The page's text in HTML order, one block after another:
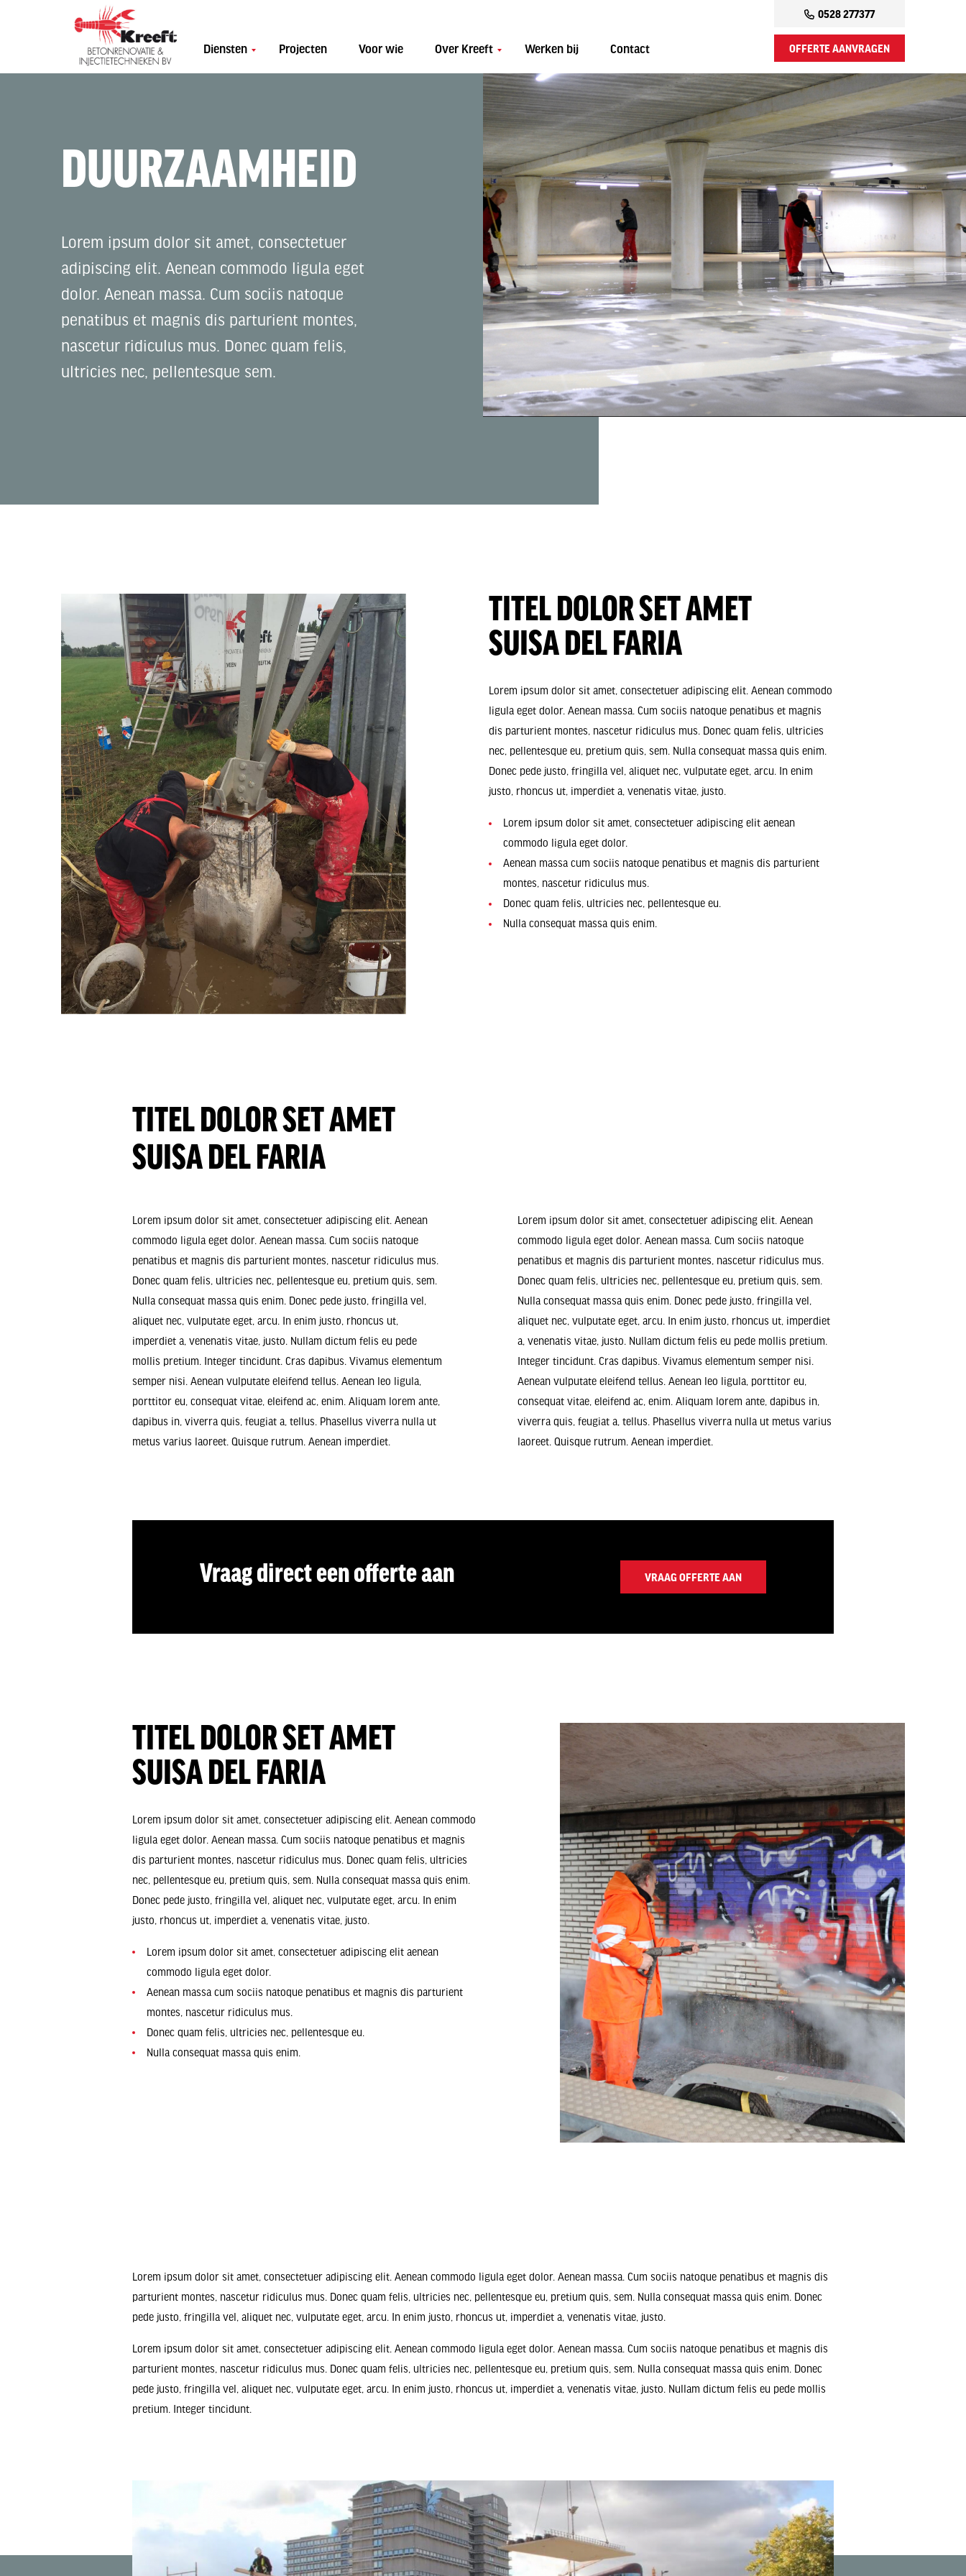
Diensten Projecten Voor wie Over Kreeft Werken bij Contact
0528 277377
OFFERTE AANVRAGEN
DUURZAAMHEID
Lorem ipsum dolor sit amet, consectetuer
adipiscing elit. Aenean commodo ligula eget
dolor. Aenean massa. Cum sociis natoque
penatibus et magnis dis parturient montes,
nascetur ridiculus mus. Donec quam felis,
ultricies nec, pellentesque sem.
TITEL DOLOR SET AMET
SUISA DEL FARIA
Lorem ipsum dolor sit amet, consectetuer adipiscing elit. Aenean commodo
ligula eget dolor. Aenean massa. Cum sociis natoque penatibus et magnis
dis parturient montes, nascetur ridiculus mus. Donec quam felis, ultricies
nec, pellentesque eu, pretium quis, sem. Nulla consequat massa quis enim.
Donec pede justo, fringilla vel, aliquet nec, vulputate eget, arcu. In enim
justo, rhoncus ut, imperdiet a, venenatis vitae, justo.
Lorem ipsum dolor sit amet, consectetuer adipiscing elit aenean
commodo ligula eget dolor.
Aenean massa cum sociis natoque penatibus et magnis dis parturient
montes, nascetur ridiculus mus.
Donec quam felis, ultricies nec, pellentesque eu.
Nulla consequat massa quis enim.
TITEL DOLOR SET AMET
SUISA DEL FARIA
Lorem ipsum dolor sit amet, consectetuer adipiscing elit. Aenean
commodo ligula eget dolor. Aenean massa. Cum sociis natoque
penatibus et magnis dis parturient montes, nascetur ridiculus mus.
Donec quam felis, ultricies nec, pellentesque eu, pretium quis, sem.
Nulla consequat massa quis enim. Donec pede justo, fringilla vel,
aliquet nec, vulputate eget, arcu. In enim justo, rhoncus ut,
imperdiet a, venenatis vitae, justo. Nullam dictum felis eu pede
mollis pretium. Integer tincidunt. Cras dapibus. Vivamus elementum
semper nisi. Aenean vulputate eleifend tellus. Aenean leo ligula,
porttitor eu, consequat vitae, eleifend ac, enim. Aliquam lorem ante,
dapibus in, viverra quis, feugiat a, tellus. Phasellus viverra nulla ut
metus varius laoreet. Quisque rutrum. Aenean imperdiet.
Lorem ipsum dolor sit amet, consectetuer adipiscing elit. Aenean
commodo ligula eget dolor. Aenean massa. Cum sociis natoque
penatibus et magnis dis parturient montes, nascetur ridiculus mus.
Donec quam felis, ultricies nec, pellentesque eu, pretium quis, sem.
Nulla consequat massa quis enim. Donec pede justo, fringilla vel,
aliquet nec, vulputate eget, arcu. In enim justo, rhoncus ut, imperdiet
a, venenatis vitae, justo. Nullam dictum felis eu pede mollis pretium.
Integer tincidunt. Cras dapibus. Vivamus elementum semper nisi.
Aenean vulputate eleifend tellus. Aenean leo ligula, porttitor eu,
consequat vitae, eleifend ac, enim. Aliquam lorem ante, dapibus in,
viverra quis, feugiat a, tellus. Phasellus viverra nulla ut metus varius
laoreet. Quisque rutrum. Aenean imperdiet.
Vraag direct een offerte aan VRAAG OFFERTE AAN
TITEL DOLOR SET AMET
SUISA DEL FARIA
Lorem ipsum dolor sit amet, consectetuer adipiscing elit. Aenean commodo
ligula eget dolor. Aenean massa. Cum sociis natoque penatibus et magnis
dis parturient montes, nascetur ridiculus mus. Donec quam felis, ultricies
nec, pellentesque eu, pretium quis, sem. Nulla consequat massa quis enim.
Donec pede justo, fringilla vel, aliquet nec, vulputate eget, arcu. In enim
justo, rhoncus ut, imperdiet a, venenatis vitae, justo.
Lorem ipsum dolor sit amet, consectetuer adipiscing elit aenean
commodo ligula eget dolor.
Aenean massa cum sociis natoque penatibus et magnis dis parturient
montes, nascetur ridiculus mus.
Donec quam felis, ultricies nec, pellentesque eu.
Nulla consequat massa quis enim.
Lorem ipsum dolor sit amet, consectetuer adipiscing elit. Aenean commodo ligula eget dolor. Aenean massa. Cum sociis natoque penatibus et magnis dis
parturient montes, nascetur ridiculus mus. Donec quam felis, ultricies nec, pellentesque eu, pretium quis, sem. Nulla consequat massa quis enim. Donec
pede justo, fringilla vel, aliquet nec, vulputate eget, arcu. In enim justo, rhoncus ut, imperdiet a, venenatis vitae, justo.
Lorem ipsum dolor sit amet, consectetuer adipiscing elit. Aenean commodo ligula eget dolor. Aenean massa. Cum sociis natoque penatibus et magnis dis
parturient montes, nascetur ridiculus mus. Donec quam felis, ultricies nec, pellentesque eu, pretium quis, sem. Nulla consequat massa quis enim. Donec
pede justo, fringilla vel, aliquet nec, vulputate eget, arcu. In enim justo, rhoncus ut, imperdiet a, venenatis vitae, justo. Nullam dictum felis eu pede mollis
pretium. Integer tincidunt.